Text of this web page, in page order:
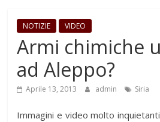
NOTIZIE VIDEO
Armi chimiche
ad Aleppo?
Aprile 13, 2013 admin Siria
Immagini e video molto